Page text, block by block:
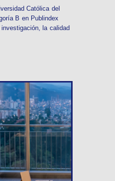
Católica del
B en Publindex
la calidad